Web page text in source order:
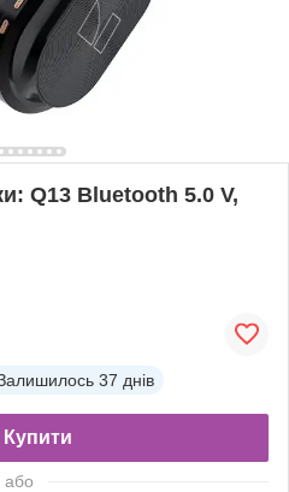
Q13 Bluetooth 5.0 V,
37 днів
Купити
або